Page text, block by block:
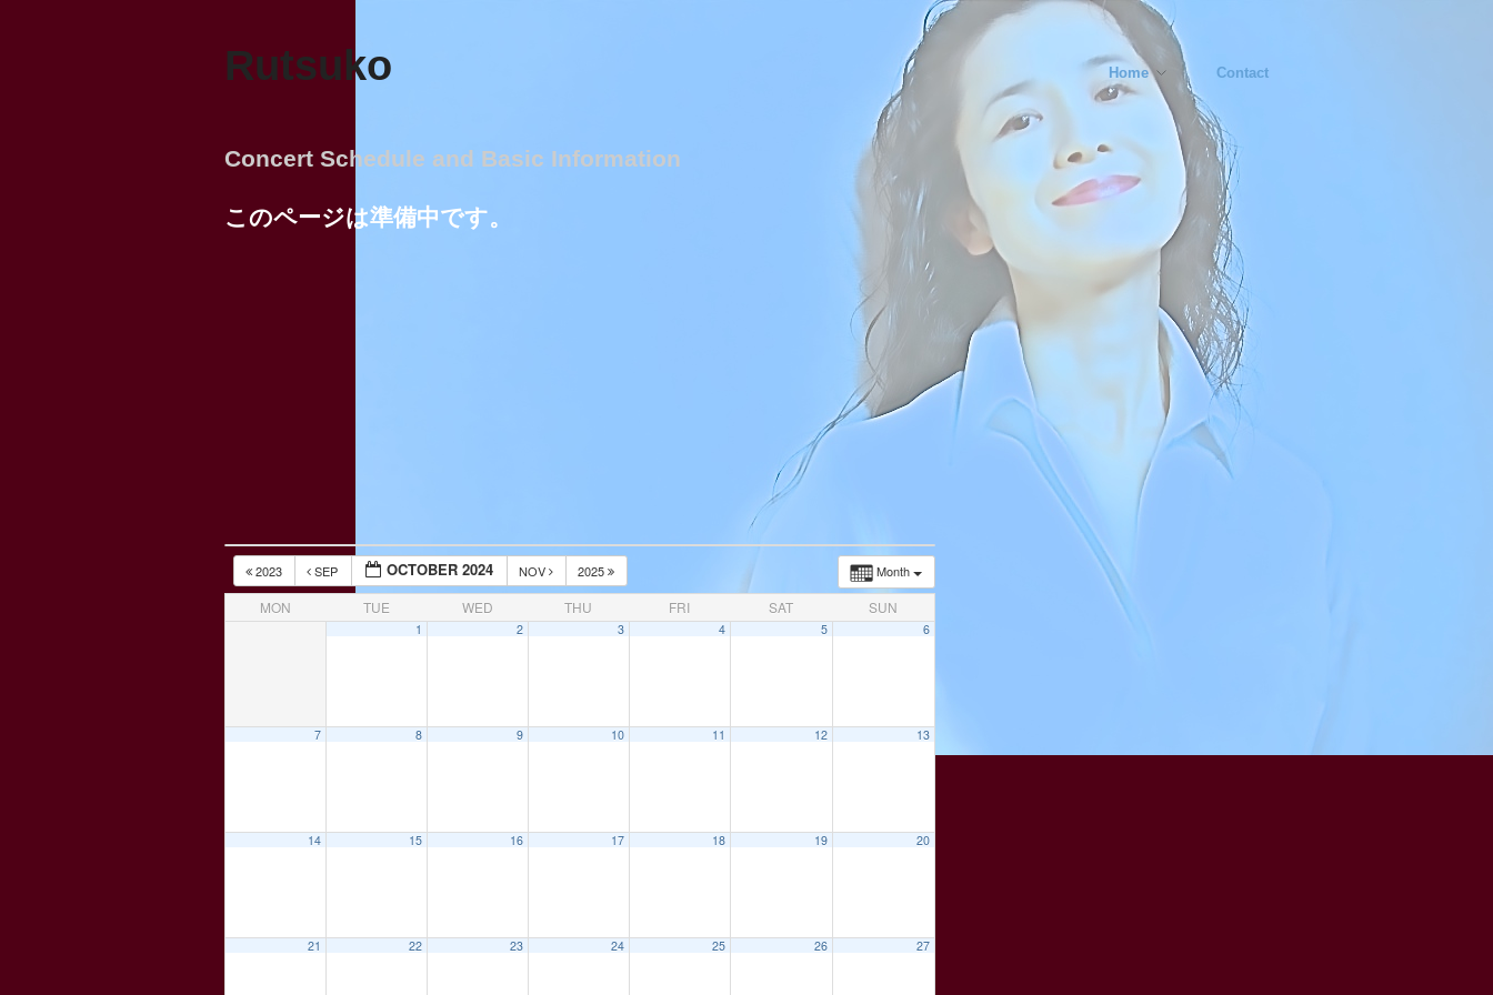
Rutsuko Home Contact
Concert Schedule and Basic Information
このページは準備中です。
Month
2023 SEP OCTOBER 2024 NOV 2025
MON TUE WED THU FRI SAT SUN
1 2 3 4 5 6
7 8 9 10 11 12 13
14 15 16 17 18 19 20
21 22 23 24 25 26 27